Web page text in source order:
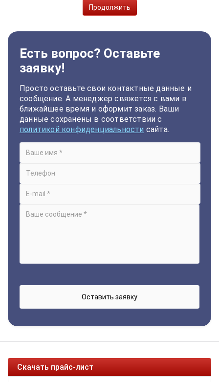
Продолжить
Есть вопрос? Оставьте
заявку!
Просто оставьте свои контактные данные и
сообщение. А менеджер свяжется с вами в
ближайшее время и оформит заказ. Ваши
данные сохранены в соответствии с
политикой конфиденциальности сайта.
Скачать прайс-лист